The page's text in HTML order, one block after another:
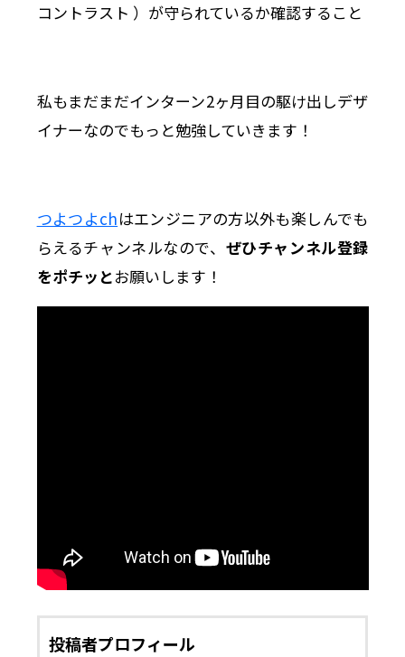
コントラスト ）が守られているか確認すること
私もまだまだインターン2ヶ月目の駆け出しデザ
イナーなのでもっと勉強していきます！
つよつよchはエンジニアの方以外も楽しんでも
らえるチャンネルなので、 ぜひチャンネル登録
をポチッとお願いします！
投稿者プロフィール